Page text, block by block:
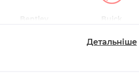
Bentley Buick
Детальніше